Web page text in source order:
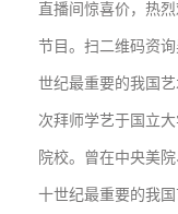
直播间惊喜价，热
节目。扫二维码资
世纪最重要的我国
次拜师学艺于国立
院校。曾在中央美
十世纪最重要的我